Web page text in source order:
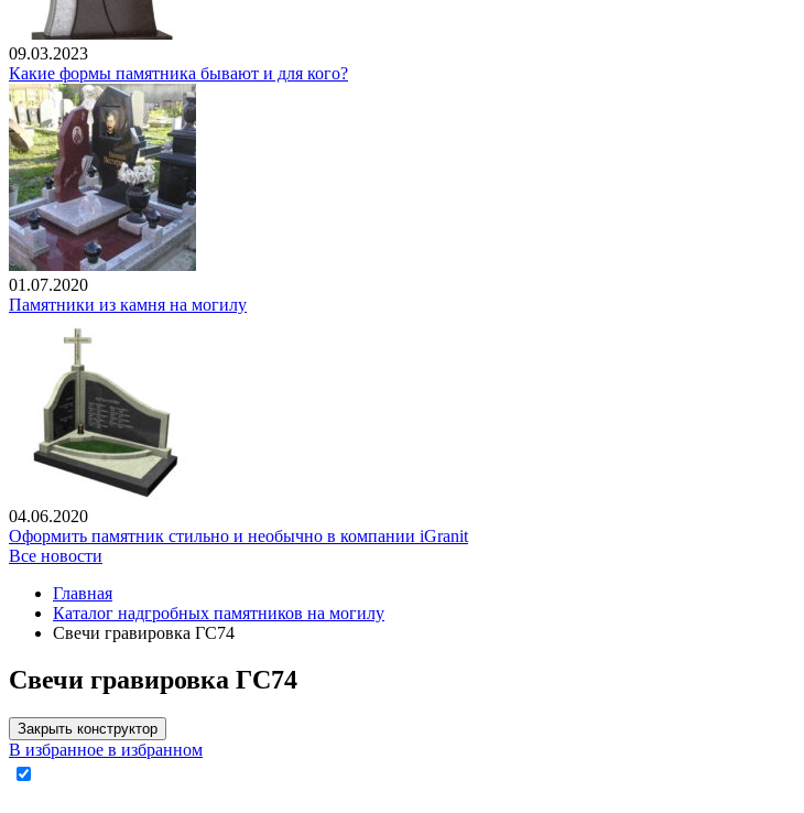
09.03.2023
Какие формы памятника бывают и для кого?
01.07.2020
Памятники из камня на могилу
04.06.2020
Оформить памятник стильно и необычно в компании iGranit
Все новости
Главная
Каталог надгробных памятников на могилу
Свечи гравировка ГС74
Свечи гравировка ГС74
Закрыть конструктор
В избранное в избранном